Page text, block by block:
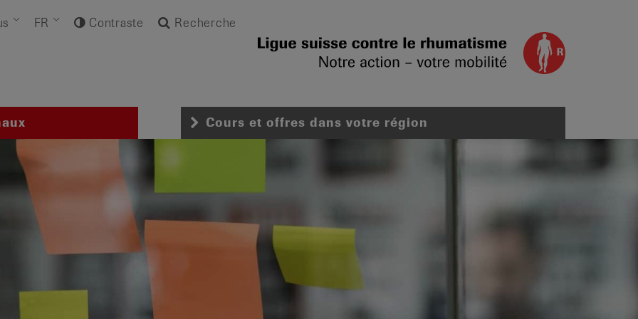
FR Contraste Recherche
Cours et offres dans votre région